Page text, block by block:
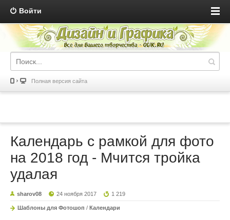
Войти
Полная версия сайта
Календарь с рамкой для фото
на 2018 год - Мчится тройка
удалая
sharov08 24 ноября 2017 1 219
Шаблоны для Фотошоп / Календари